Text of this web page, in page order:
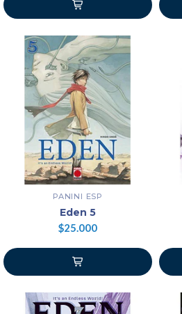
PANINI ESP
Eden 5
$25.000